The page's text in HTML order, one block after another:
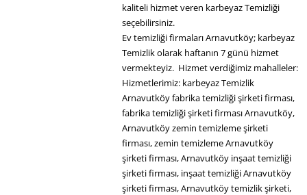
kaliteli hizmet veren karbeyaz Temizliği
seçebilirsiniz.
Ev temizliği firmaları Arnavutköy; karbeyaz
Temizlik olarak haftanın 7 günü hizmet
vermekteyiz. Hizmet verdiğimiz mahalleler:
Hizmetlerimiz: karbeyaz Temizlik
Arnavutköy fabrika temizliği şirketi firması,
fabrika temizliği şirketi firması Arnavutköy,
Arnavutköy zemin temizleme şirketi
firması, zemin temizleme Arnavutköy
şirketi firması, Arnavutköy inşaat temizliği
şirketi firması, inşaat temizliği Arnavutköy
şirketi firması, Arnavutköy temizlik şirketi,